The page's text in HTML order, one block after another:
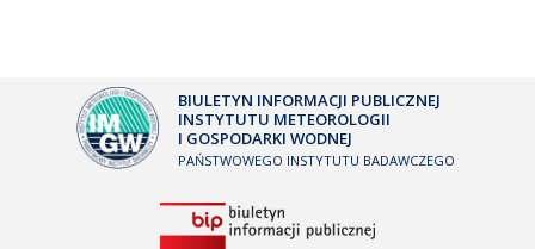
BIULETYN INFORMACJI PUBLICZNEJ
INSTYTUTU METEOROLOGII
I GOSPODARKI WODNEJ
PAŃSTWOWEGO INSTYTUTU BADAWCZEGO